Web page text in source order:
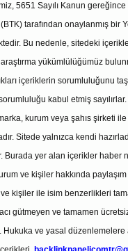
5651 Sayılı Kanun
tarafından onaylanmış bir
Bu nedenle, sitedeki
yükümlülüğümüz
içeriklerin sorumluluğunu
kabul etmiş
kurum veya şahıs şirketi ile
Sitede yalnızca kendi
Burada yer alan içerikler haber
ve kişiler hakkında paylaşım
kişiler ile isim benzerlikleri
gütmeyen ve tamamen
Hukuka ve yasal düzenlemelere